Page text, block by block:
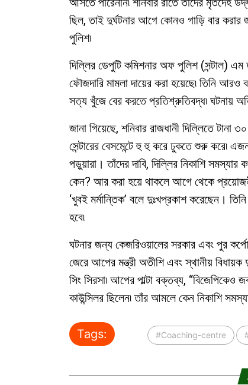
ছিল, তাই দুর্ঘটনার আগে কোনও গাড়ি বার করার
পুলিশ৷
দিল্লির ডেপুটি কমিশনার অফ পুলিশ (সন্টাল) এম
ফৌজদারি মামলা দায়ের করা হয়েছে৷ তিনি
সত্য খুঁজে বের করতে প্রতিশ্রুতিবদ্ধ৷ ঘটনায়
জানা গিয়েছে, শনিবার রাজধানী দিল্লিতে
সেন্টারের বেসমেন্টে হু হু করে ঢুকতে শুরু করে৷
পড়ুয়ারা। তাঁদের দাবি, দিল্লির নিকাশি সমস্যার
কেন? আর করা হয়ে থাকলে আগে থেকে
‘খুবই মর্মান্তিক’ বলে দুঃখপ্রকাশ করেছেন।
হবে৷
ঘটনার জন্য কেজরিওয়ালের সরকার এবং পুর
জেরে আপের মন্ত্রী অতীশি এবং স্থানীয় বিধায়ক
সিং সিরসা৷ আপের পাল্টা বক্তব্য,
কাউন্সিলর ছিলেন৷ তাঁর আমলে কেন নিকাশি
Tags: #Coaching-centre